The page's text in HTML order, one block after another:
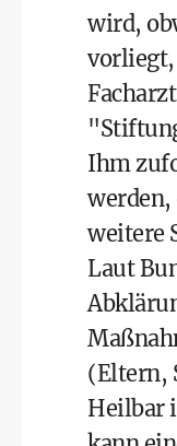
wird,
vorliegt,
Ihm
werden,
weitere
Laut
(Eltern,
Heilbar